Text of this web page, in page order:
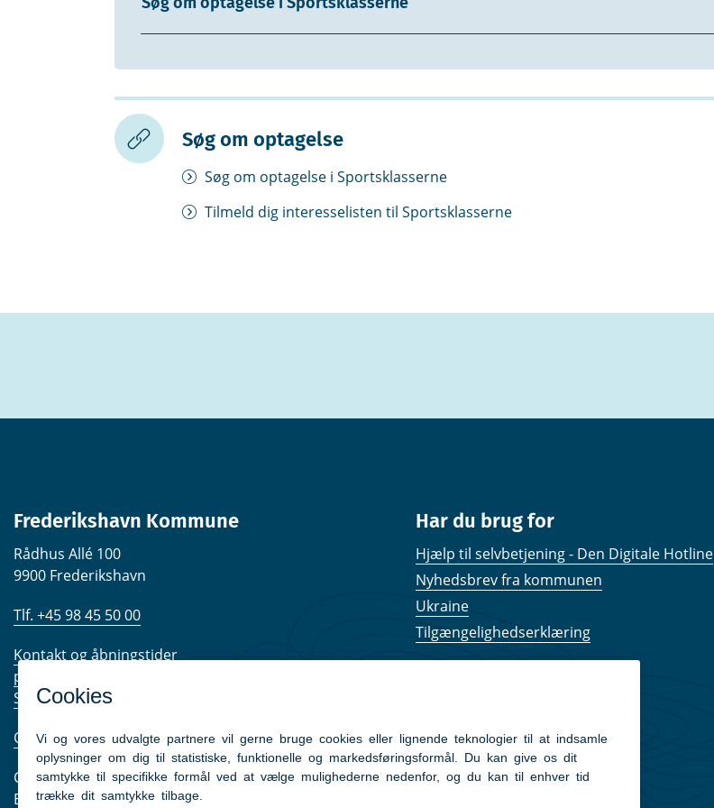
Søg om optagelse
Søg om optagelse i Sportsklasserne
Tilmeld dig interesselisten til Sportsklasserne
Frederikshavn Kommune
Rådhus Allé 100
9900 Frederikshavn
Tlf. +45 98 45 50 00
Kontakt og åbningstider
post@frederikshavn.dk
Send sikker mail
Om kommunen
CVR nr. 29189498
EAN-numre
Har du brug for
Hjælp til selvbetjening - Den Digitale Hotline
Nyhedsbrev fra kommunen
Ukraine
Tilgængelighedserklæring
Følg os på Facebook
Pressekontakt